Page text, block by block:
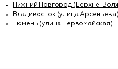
Нижний Новгород (Верхне-
Владивосток (улица Арсеньева)
Тюмень (улица Первомайская)